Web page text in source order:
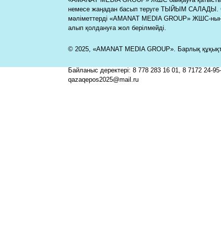
немесе жаңадан басып теруге ТЫЙЫМ САЛАДЫ.
мәліметтерді «AMANAT MEDIA GROUP» ЖШС-
алып қолдануға жол берілмейді.
© 2025, «AMANAT MEDIA GROUP». Барлық
Байланыс деректері: 8 778 283 16 01, 8 7172 24-
qazaqepos2025@mail.ru